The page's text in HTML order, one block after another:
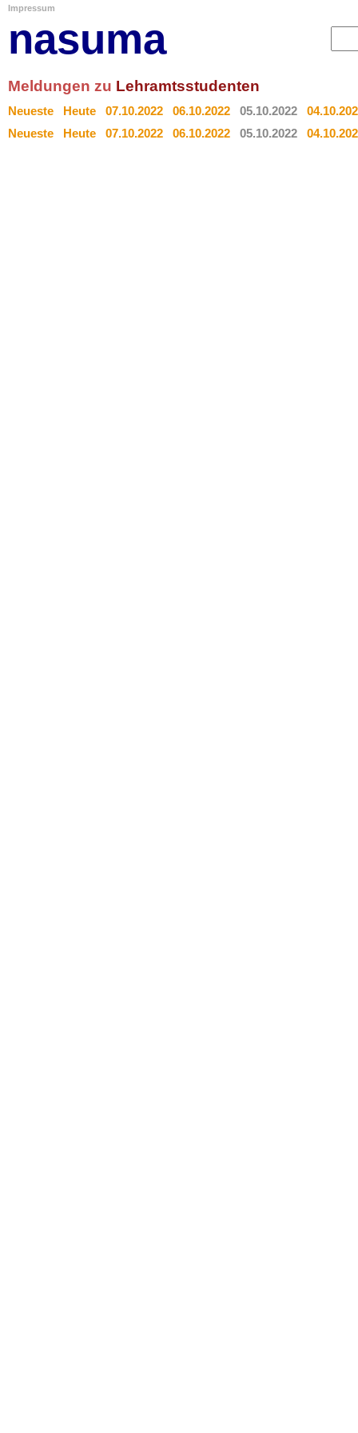
Impressum
nasuma
Meldungen zu Lehramtsstudenten
Neueste Heute 07.10.2022 06.10.2022 05.10.2022
Neueste
Heute 07.10.2022 06.10.2022 05.10.2022